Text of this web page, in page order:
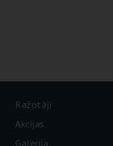
Ražotāji
Akcijas
Galerija